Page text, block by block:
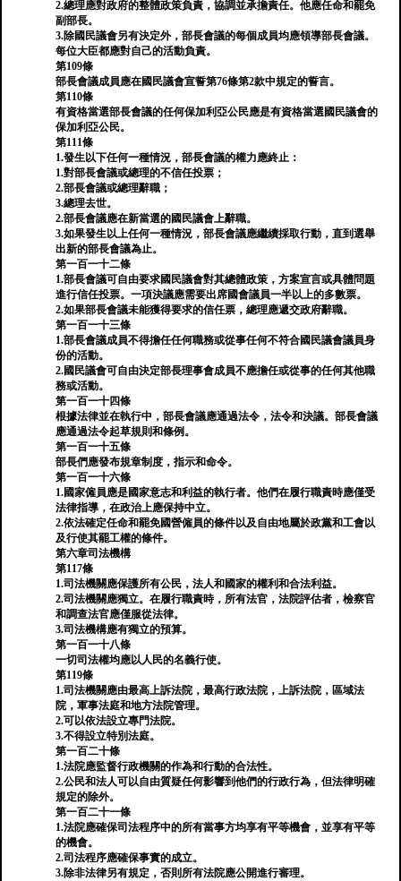
2.總理應對政府的整體政策負責，協調並承擔責任。他應任命和罷免
副部長。
3.除國民議會另有決定外，部長會議的每個成員均應領導部長會議。
每位大臣都應對自己的活動負責。
第109條
部長會議成員應在國民議會宣誓第76條第2款中規定的誓言。
第110條
有資格當選部長會議的任何保加利亞公民應是有資格當選國民議會的
保加利亞公民。
第111條
1.發生以下任何一種情況，部長會議的權力應終止：
1.對部長會議或總理的不信任投票；
2.部長會議或總理辭職；
3.總理去世。
2.部長會議應在新當選的國民議會上辭職。
3.如果發生以上任何一種情況，部長會議應繼續採取行動，直到選舉
出新的部長會議為止。
第一百一十二條
1.部長會議可自由要求國民議會對其總體政策，方案宣言或具體問題
進行信任投票。一項決議應需要出席國會議員一半以上的多數票。
2.如果部長會議未能獲得要求的信任票，總理應遞交政府辭職。
第一百一十三條
1.部長會議成員不得擔任任何職務或從事任何不符合國民議會議員身
份的活動。
2.國民議會可自由決定部長理事會成員不應擔任或從事的任何其他職
務或活動。
第一百一十四條
根據法律並在執行中，部長會議應通過法令，法令和決議。部長會議
應通過法令起草規則和條例。
第一百一十五條
部長們應發布規章制度，指示和命令。
第一百一十六條
1.國家僱員應是國家意志和利益的執行者。他們在履行職責時應僅受
法律指導，在政治上應保持中立。
2.依法確定任命和罷免國營僱員的條件以及自由地屬於政黨和工會以
及行使其罷工權的條件。
第六章司法機構
第117條
1.司法機關應保護所有公民，法人和國家的權利和合法利益。
2.司法機關應獨立。在履行職責時，所有法官，法院評估者，檢察官
和調查法官應僅服從法律。
3.司法機構應有獨立的預算。
第一百一十八條
一切司法權均應以人民的名義行使。
第119條
1.司法機關應由最高上訴法院，最高行政法院，上訴法院，區域法
院，軍事法庭和地方法院管理。
2.可以依法設立專門法院。
3.不得設立特別法庭。
第一百二十條
1.法院應監督行政機關的作為和行動的合法性。
2.公民和法人可以自由質疑任何影響到他們的行政行為，但法律明確
規定的除外。
第一百二十一條
1.法院應確保司法程序中的所有當事方均享有平等機會，並享有平等
的機會。
2.司法程序應確保事實的成立。
3.除非法律另有規定，否則所有法院應公開進行審理。